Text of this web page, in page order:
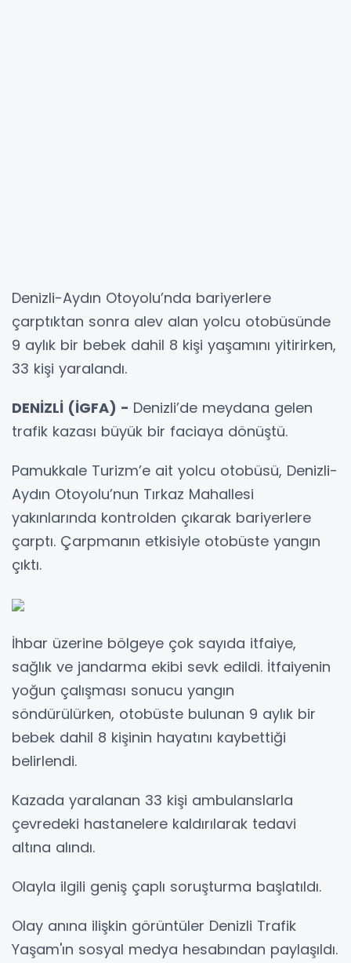
Denizli-Aydın Otoyolu’nda bariyerlere
çarptıktan sonra alev alan yolcu otobüsünde
9 aylık bir bebek dahil 8 kişi yaşamını yitirirken,
33 kişi yaralandı.
DENİZLİ (İGFA) - Denizli’de meydana gelen
trafik kazası büyük bir faciaya dönüştü.
Pamukkale Turizm’e ait yolcu otobüsü, Denizli-
Aydın Otoyolu’nun Tırkaz Mahallesi
yakınlarında kontrolden çıkarak bariyerlere
çarptı. Çarpmanın etkisiyle otobüste yangın
çıktı.
İhbar üzerine bölgeye çok sayıda itfaiye,
sağlık ve jandarma ekibi sevk edildi. İtfaiyenin
yoğun çalışması sonucu yangın
söndürülürken, otobüste bulunan 9 aylık bir
bebek dahil 8 kişinin hayatını kaybettiği
belirlendi.
Kazada yaralanan 33 kişi ambulanslarla
çevredeki hastanelere kaldırılarak tedavi
altına alındı.
Olayla ilgili geniş çaplı soruşturma başlatıldı.
Olay anına ilişkin görüntüler Denizli Trafik
Yaşam'ın sosyal medya hesabından paylaşıldı.